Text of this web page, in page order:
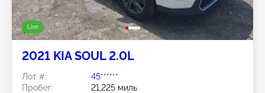
Live
2021 KIA SOUL 2.0L
Лот #:
45******
Пробег:
21,225 миль